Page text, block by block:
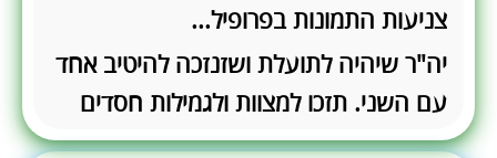
צניעות התמונות בפרופיל...
יה"ר שיהיה לתועלת ושזנזכה להיטיב אחד
עם השני. תזכו למצוות ולגמילות חסדים